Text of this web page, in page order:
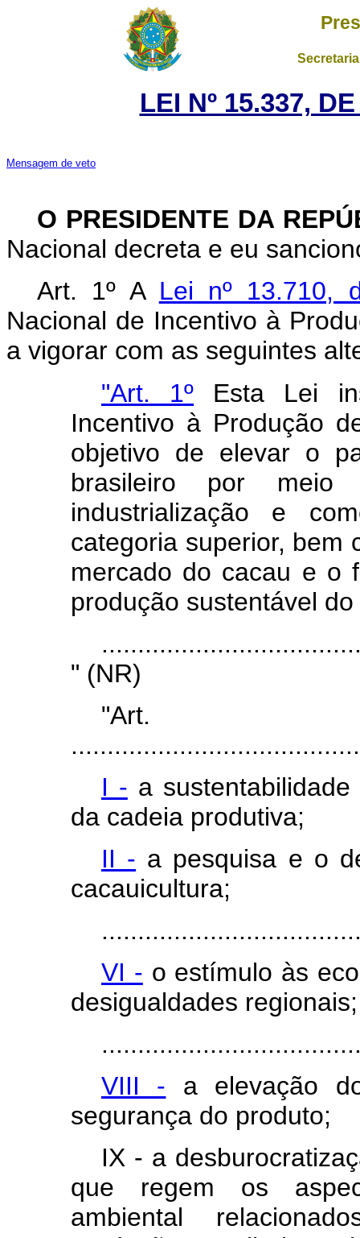
LEI Nº 15.337,
Mensagem de veto
O PRESIDENTE DA
Nacional decreta e eu
Art. 1º A Lei nº 13.710,
Nacional de Incentivo à
a vigorar com as seguintes
"Art. 1º Esta Lei
Incentivo à Produção
objetivo de elevar o
brasileiro por
industrialização e
categoria superior, bem
mercado do cacau e o
produção sustentável
" (NR)
I - a
da cadeia produtiva;
II - a pesquisa e o
cacauicultura;
VI - o estímulo às
desigualdades regionais;
VIII - a elevação
segurança do produto;
IX - a
que regem os
ambiental